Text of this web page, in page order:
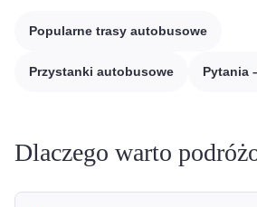
Popularne trasy autobusowe
Przystanki autobusowe Pytania
Dlaczego warto